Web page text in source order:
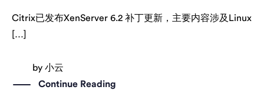
Citrix已发布XenServer 6.2 补丁更新，主要内容涉及Linux
[…]
by 小云
Continue Reading